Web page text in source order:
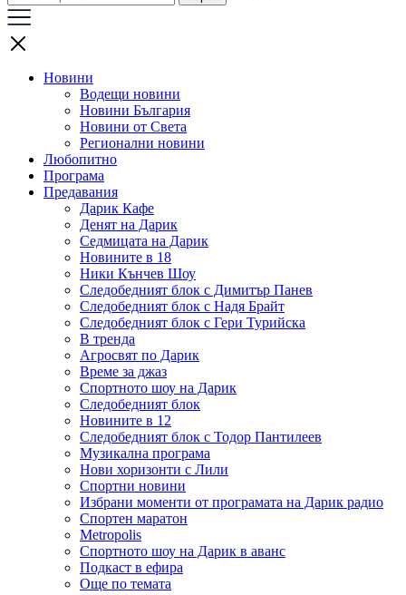
Новини
Водещи новини
Новини България
Новини от Света
Регионални новини
Любопитно
Програма
Предавания
Дарик Кафе
Денят на Дарик
Седмицата на Дарик
Новините в 18
Ники Кънчев Шоу
Следобедният блок с Димитър Панев
Следобедният блок с Надя Брайт
Следобедният блок с Гери Турийска
В тренда
Агросвят по Дарик
Време за джаз
Спортното шоу на Дарик
Следобедният блок
Новините в 12
Следобедният блок с Тодор Пантилеев
Музикална програма
Нови хоризонти с Лили
Спортни новини
Избрани моменти от програмата на Дарик радио
Спортен маратон
Metropolis
Спортното шоу на Дарик в аванс
Подкаст в ефира
Още по темата